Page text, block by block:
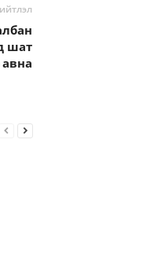
шат